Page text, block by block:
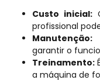
Custo inicial:
profissional
Manutenção:
garantir o
Treinamento:
a máquina de